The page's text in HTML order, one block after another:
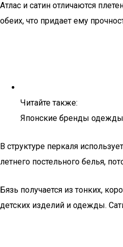
Атлас и сатин отличаются
обеих, что придает ему
Читайте также:
Японские бренды
В структуре перкаля
летнего постельного белья,
Бязь получается из тонких,
детских изделий и одежды.